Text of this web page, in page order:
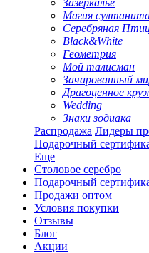
Зазеркалье
Магия
Серебряная
Black&White
Геометрия
Мой талисман
Зачарованный
Драгоценное
Wedding
Знаки зодиака
Распродажа Лидеры
Подарочный
Еще
Столовое серебро
Подарочный
Продажи оптом
Условия покупки
Отзывы
Блог
Акции